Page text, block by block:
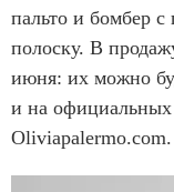
пальто и бомбер
полоску. В
июня: их можно
и на
Oliviapalermo.com.